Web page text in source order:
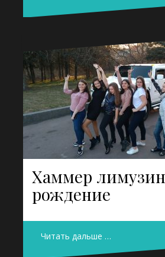
Хаммер
рождение
Читать дальше …